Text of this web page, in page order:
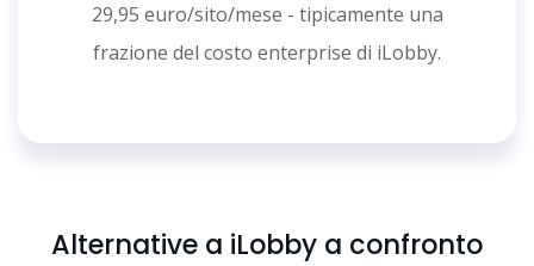
29,95 euro/sito/mese - tipicamente una
frazione del costo enterprise di iLobby.
Alternative a iLobby a confronto